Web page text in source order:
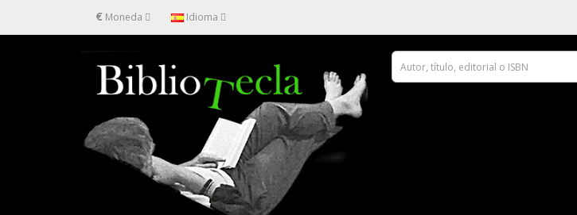
€ Moneda Idioma